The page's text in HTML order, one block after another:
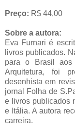
Preço: R$ 44,00
Sobre a autora:
Eva Furnari é
livros publicados.
para o Brasil aos
Arquitetura, foi
desenhista em
jornal Folha de
e livros publicados
e Itália. A autora
carreira.